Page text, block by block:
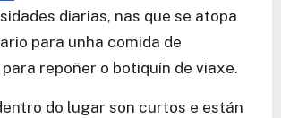
diarias, nas que se atopa
para unha comida de
repoñer o botiquín de viaxe.
do lugar son curtos e están